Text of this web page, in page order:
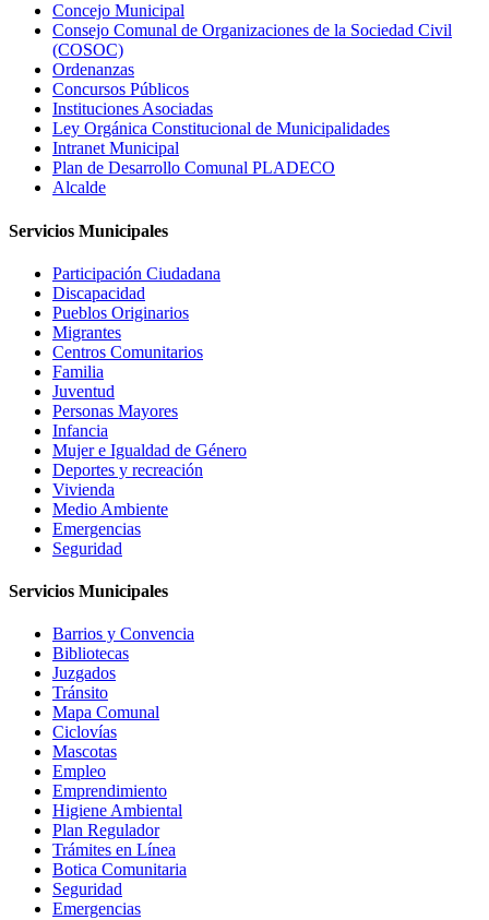
Concejo Municipal
Consejo Comunal de Organizaciones de la Sociedad Civil
(COSOC)
Ordenanzas
Concursos Públicos
Instituciones Asociadas
Ley Orgánica Constitucional de Municipalidades
Intranet Municipal
Plan de Desarrollo Comunal PLADECO
Alcalde
Servicios Municipales
Participación Ciudadana
Discapacidad
Pueblos Originarios
Migrantes
Centros Comunitarios
Familia
Juventud
Personas Mayores
Infancia
Mujer e Igualdad de Género
Deportes y recreación
Vivienda
Medio Ambiente
Emergencias
Seguridad
Servicios Municipales
Barrios y Convencia
Bibliotecas
Juzgados
Tránsito
Mapa Comunal
Ciclovías
Mascotas
Empleo
Emprendimiento
Higiene Ambiental
Plan Regulador
Trámites en Línea
Botica Comunitaria
Seguridad
Emergencias